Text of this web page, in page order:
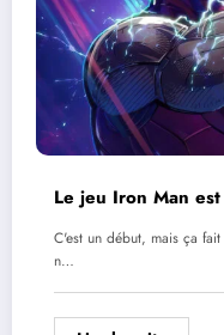
Le jeu Iron Man
C'est un début, mais ça
n…